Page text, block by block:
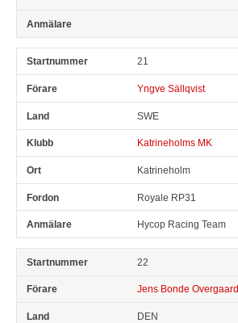
21
Yngve Sällqvist
SWE
Katrineholms MK
Katrineholm
Royale RP31
Hycop Racing Team
22
Jens Bonde Overgaard
DEN